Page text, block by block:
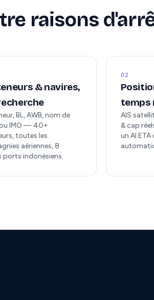
raisons
& navires,
BL, AWB, nom de
IMO — 40+
toutes les
aériennes, 8
ports indonésiens.
02
temps
AIS
& cap
un AI